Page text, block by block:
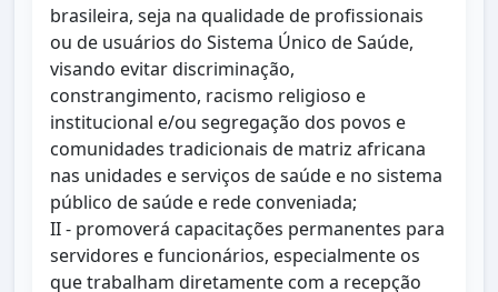
brasileira, seja na qualidade de profissionais
ou de usuários do Sistema Único de Saúde,
visando evitar discriminação,
constrangimento, racismo religioso e
institucional e/ou segregação dos povos e
comunidades tradicionais de matriz africana
nas unidades e serviços de saúde e no sistema
público de saúde e rede conveniada;
II - promoverá capacitações permanentes para
servidores e funcionários, especialmente os
que trabalham diretamente com a recepção